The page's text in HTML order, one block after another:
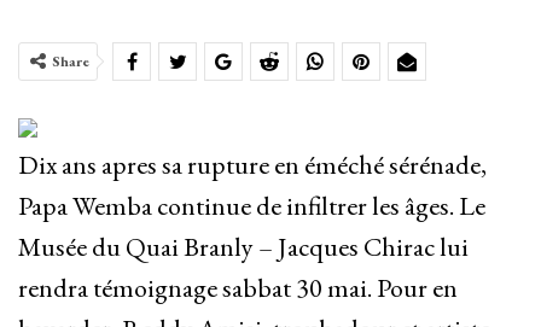
Share
Dix ans apres sa rupture en éméché sérénade,
Papa Wemba continue de infiltrer les âges. Le
Musée du Quai Branly – Jacques Chirac lui
rendra témoignage sabbat 30 mai. Pour en